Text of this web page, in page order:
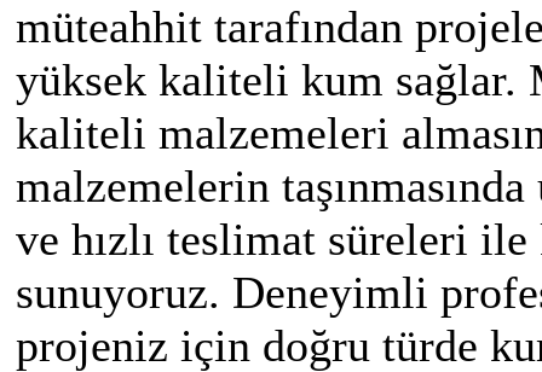
müteahhit tarafından
yüksek kaliteli kum
kaliteli malzemeleri
malzemelerin
ve hızlı teslimat süreleri
sunuyoruz. Deneyimli
projeniz için doğru türde